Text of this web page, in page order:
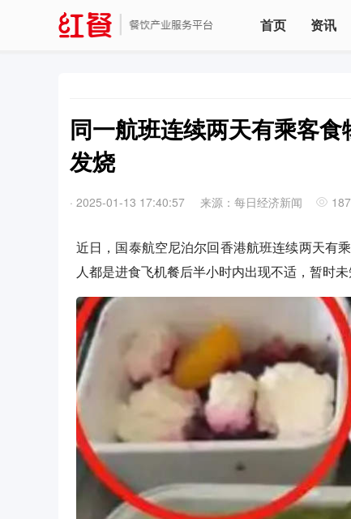
首页 资讯
同一航班连续两天有乘客食
发烧
· 2025-01-13 17:40:57 来源：每日经济新闻
近日，国泰航空尼泊尔回香港航班连续两天有
人都是进食飞机餐后半小时内出现不适，暂时